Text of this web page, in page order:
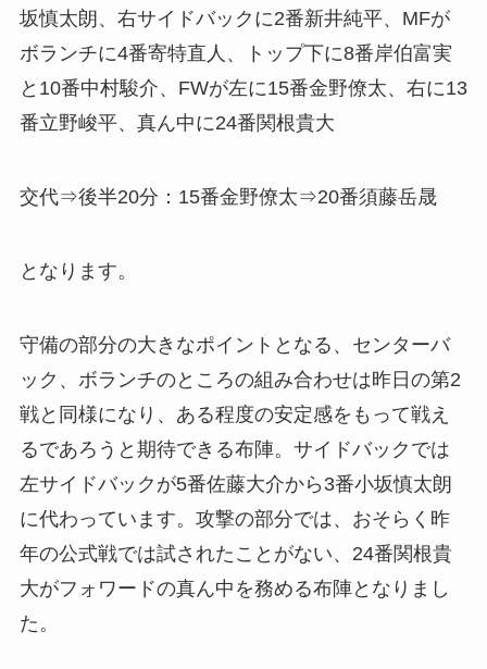
坂慎太朗、右サイドバックに2番新井純平、MFが
ボランチに4番寄特直人、トップ下に8番岸伯富実
と10番中村駿介、FWが左に15番金野僚太、右に13
番立野峻平、真ん中に24番関根貴大
交代⇒後半20分：15番金野僚太⇒20番須藤岳晟
となります。
守備の部分の大きなポイントとなる、センターバ
ック、ボランチのところの組み合わせは昨日の第2
戦と同様になり、ある程度の安定感をもって戦え
るであろうと期待できる布陣。サイドバックでは
左サイドバックが5番佐藤大介から3番小坂慎太朗
に代わっています。攻撃の部分では、おそらく昨
年の公式戦では試されたことがない、24番関根貴
大がフォワードの真ん中を務める布陣となりまし
た。